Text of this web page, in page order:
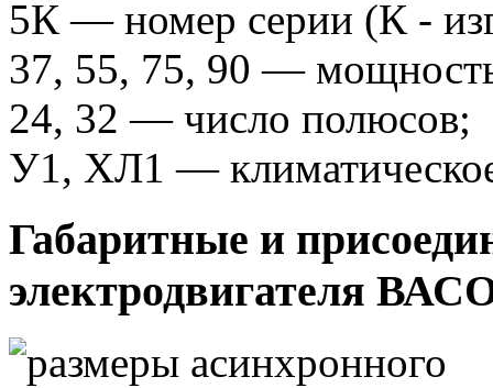
5К — номер серии (К -
37, 55, 75, 90 —
24, 32 — число полюсов;
У1, ХЛ1 —
Габаритные и
электродвигателя